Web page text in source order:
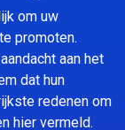
om uw
promoten.
aan het
dat hun
redenen om
hier vermeld.